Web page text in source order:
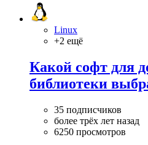
Linux
+2 ещё
Какой софт для
библиотеки
35 подписчиков
более трёх лет назад
6250 просмотров